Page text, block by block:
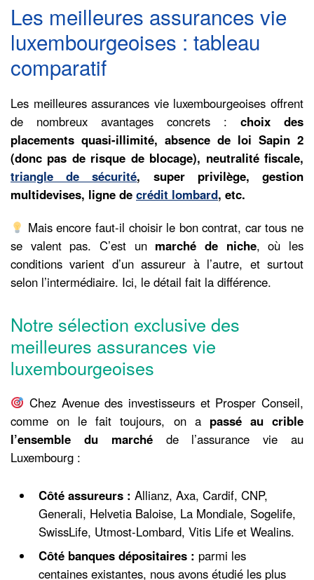
Les meilleures assurances vie
luxembourgeoises : tableau
comparatif
Les meilleures assurances vie luxembourgeoises offrent
de nombreux avantages concrets : choix des
placements quasi-illimité, absence de loi Sapin 2
(donc pas de risque de blocage), neutralité fiscale,
triangle de sécurité, super privilège, gestion
multidevises, ligne de crédit lombard, etc.
Mais encore faut-il choisir le bon contrat, car tous ne
se valent pas. C’est un marché de niche, où les
conditions varient d’un assureur à l’autre, et surtout
selon l’intermédiaire. Ici, le détail fait la différence.
Notre sélection exclusive des
meilleures assurances vie
luxembourgeoises
Chez Avenue des investisseurs et Prosper Conseil,
comme on le fait toujours, on a passé au crible
l’ensemble du marchéde l’assurance vie au
Luxembourg :
Côté assureurs : Allianz, Axa, Cardif, CNP,
Generali, Helvetia Baloise, La Mondiale, Sogelife,
SwissLife, Utmost-Lombard, Vitis Life et Wealins.
Côté banques dépositaires : parmi les
centaines existantes, nous avons étudié les plus